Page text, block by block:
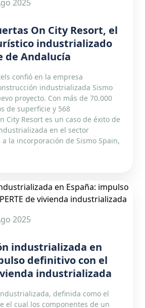
2025
On City Resort, el
industrializado
de Andalucía
confió en la empresa
industrializada Sismo
proyecto. Con más de 70.000
de superficie y 568
City Resort es un caso de éxito de
en el sector
la incorporación de Sismo Spain,
2025
industrializada en
definitivo con el
industrializada
definida como el
el cual los componentes de un